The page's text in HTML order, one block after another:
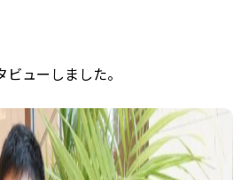
ューしました。